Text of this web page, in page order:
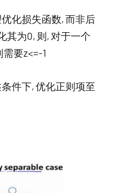
化损失函数, 而非后
其为0, 则, 对于一个
需要z<=-1
件下, 优化正则项至